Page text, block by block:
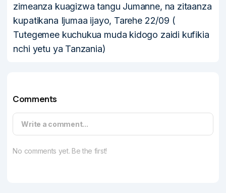
zimeanza kuagizwa tangu Jumanne, na zitaanza
kupatikana Ijumaa ijayo, Tarehe 22/09 (
Tutegemee kuchukua muda kidogo zaidi kufikia
nchi yetu ya Tanzania)
Comments
Write a comment...
No comments yet. Be the first!